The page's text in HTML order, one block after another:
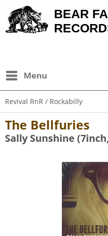
BEAR
Menu
Revival RnR / Rockabilly
The Bellfuries
Sally Sunshine